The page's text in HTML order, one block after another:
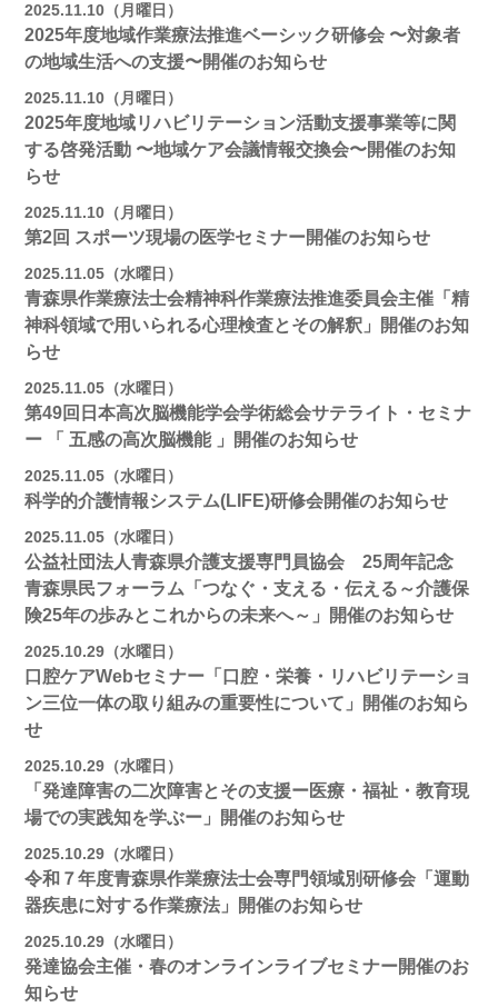
2025.11.10（月曜日）
2025年度地域作業療法推進ベーシック研修会 〜対象者
の地域⽣活への⽀援〜開催のお知らせ
2025.11.10（月曜日）
2025年度地域リハビリテーション活動⽀援事業等に関
する啓発活動 〜地域ケア会議情報交換会〜開催のお知
らせ
2025.11.10（月曜日）
第2回 スポーツ現場の医学セミナー開催のお知らせ
2025.11.05（水曜日）
青森県作業療法士会精神科作業療法推進委員会主催「精
神科領域で用いられる心理検査とその解釈」開催のお知
らせ
2025.11.05（水曜日）
第49回日本高次脳機能学会学術総会サテライト・セミナ
ー 「 五感の高次脳機能 」開催のお知らせ
2025.11.05（水曜日）
科学的介護情報システム(LIFE)研修会開催のお知らせ
2025.11.05（水曜日）
公益社団法人青森県介護支援専門員協会 25周年記念
青森県民フォーラム「つなぐ・支える・伝える～介護保
険25年の歩みとこれからの未来へ～」開催のお知らせ
2025.10.29（水曜日）
口腔ケアWebセミナー「口腔・栄養・リハビリテーショ
ン三位一体の取り組みの重要性について」開催のお知ら
せ
2025.10.29（水曜日）
「発達障害の二次障害とその支援ー医療・福祉・教育現
場での実践知を学ぶー」開催のお知らせ
2025.10.29（水曜日）
令和７年度青森県作業療法士会専門領域別研修会「運動
器疾患に対する作業療法」開催のお知らせ
2025.10.29（水曜日）
発達協会主催・春のオンラインライブセミナー開催のお
知らせ